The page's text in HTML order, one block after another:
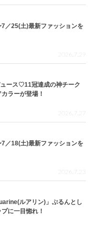
7／25(土)最新ファッションを
2026.7.29
ース♡11冠達成の神チーク
ラーが登場！
2026.7.27
7／18(土)最新ファッションを
2026.7.23
ルアリン)」ぷるんとし
に一目惚れ！